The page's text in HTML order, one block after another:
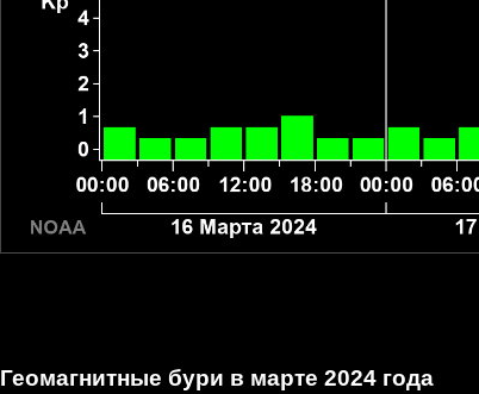
Геомагнитные бури в марте 2024 года